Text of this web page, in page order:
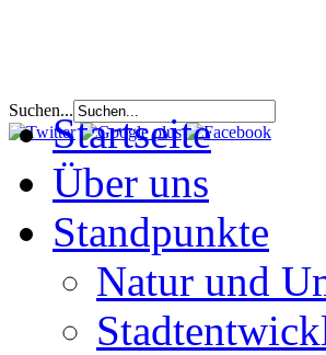
Suchen...Startseite
Über uns
Standpunkte
Natur und